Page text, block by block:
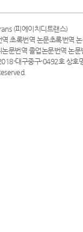
(피에이치디트랜스)
초록번역 논문초록번역
문번역 졸업논문번역 논
대구중구-0492호 상호